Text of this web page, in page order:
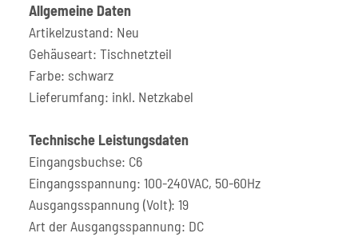
Allgemeine Daten
Artikelzustand: Neu
Gehäuseart: Tischnetzteil
Farbe: schwarz
Lieferumfang: inkl. Netzkabel
Technische Leistungsdaten
Eingangsbuchse: C6
Eingangsspannung: 100-240VAC, 50-60Hz
Ausgangsspannung (Volt): 19
Art der Ausgangsspannung: DC